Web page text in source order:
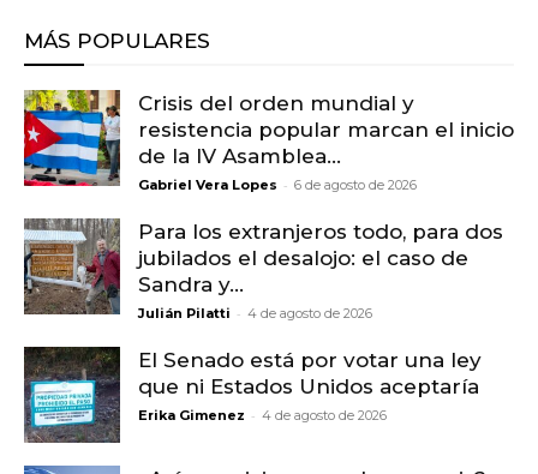
MÁS POPULARES
Crisis del orden mundial y
resistencia popular marcan el inicio
de la IV Asamblea...
Gabriel Vera Lopes - 6 de agosto de 2026
Para los extranjeros todo, para dos
jubilados el desalojo: el caso de
Sandra y...
Julián Pilatti - 4 de agosto de 2026
El Senado está por votar una ley
que ni Estados Unidos aceptaría
Erika Gimenez - 4 de agosto de 2026